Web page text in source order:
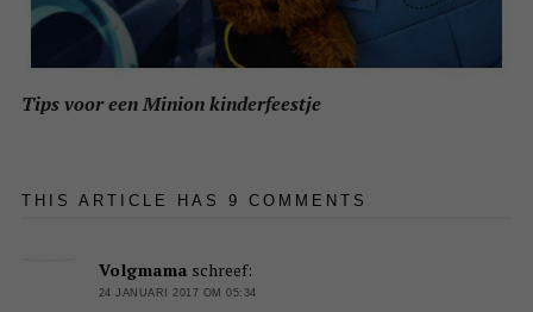
Tips voor een Minion kinderfeestje
THIS ARTICLE HAS 9 COMMENTS
Volgmama schreef:
24 JANUARI 2017 OM 05:34